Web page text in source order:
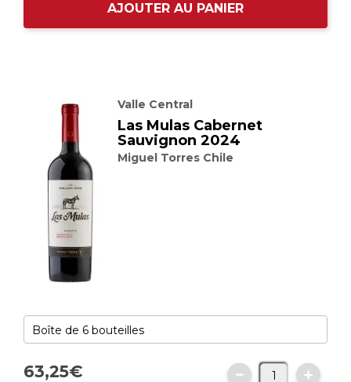
AJOUTER AU PANIER
Valle Central
Las Mulas Cabernet
Sauvignon 2024
Miguel Torres Chile
63,25€